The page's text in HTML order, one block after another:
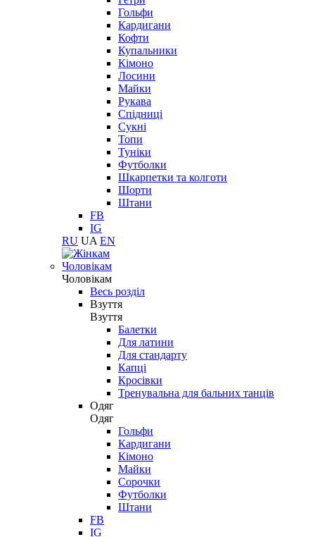
Гольфи
Кардигани
Кофти
Купальники
Кімоно
Лосини
Майки
Рукава
Спідниці
Сукні
Топи
Туніки
Футболки
Шкарпетки та колготи
Шорти
Штани
FB
IG
RU UA EN
Чоловікам
Чоловікам
Весь розділ
Взуття
Взуття
Балетки
Для латини
Для стандарту
Капці
Кросівки
Тренувальна для бальних танців
Одяг
Одяг
Гольфи
Кардигани
Кімоно
Майки
Сорочки
Футболки
Штани
FB
IG